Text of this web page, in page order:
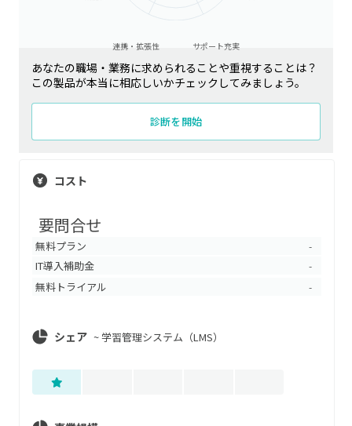
サポート充実
連携・拡張性
あなたの職場・業務に求められることや重視することは？
この製品が本当に相応しいかチェックしてみましょう。
診断を開始
コスト
要問合せ
無料プラン -
IT導入補助金 -
無料トライアル -
シェア ~学習管理システム（LMS）